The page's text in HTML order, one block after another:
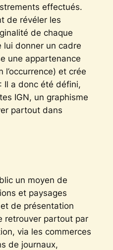
effectués.
de révéler les
de chaque
lui donner un cadre
une appartenance
l’occurrence) et crée
Il a donc été défini,
IGN, un graphisme
partout dans
un moyen de
et paysages
de présentation
retrouver partout par
via les commerces
de journaux,